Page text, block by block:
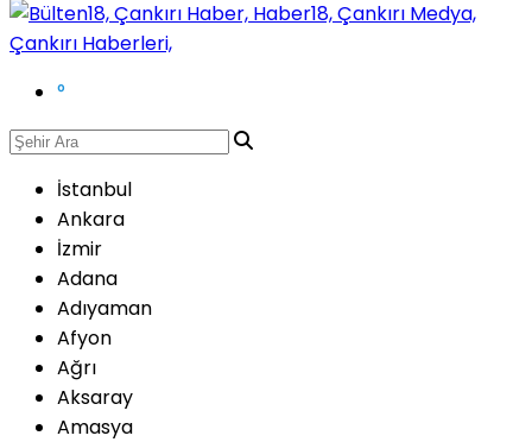
°
İstanbul
Ankara
İzmir
Adana
Adıyaman
Afyon
Ağrı
Aksaray
Amasya